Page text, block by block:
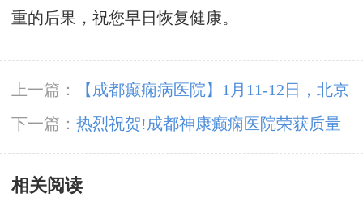
重的后果，祝您早日恢复健康。
上一篇：
【成都癫痫病医院】1月11-12日，北京
三甲知名专家高伟博士亲临神康会诊，一站式解
决癫痫难题!
下一篇： 热烈祝贺!成都神康癫痫医院荣获质量
榜样-“2024年度·医疗质量信誉双优示范医院”
相关阅读